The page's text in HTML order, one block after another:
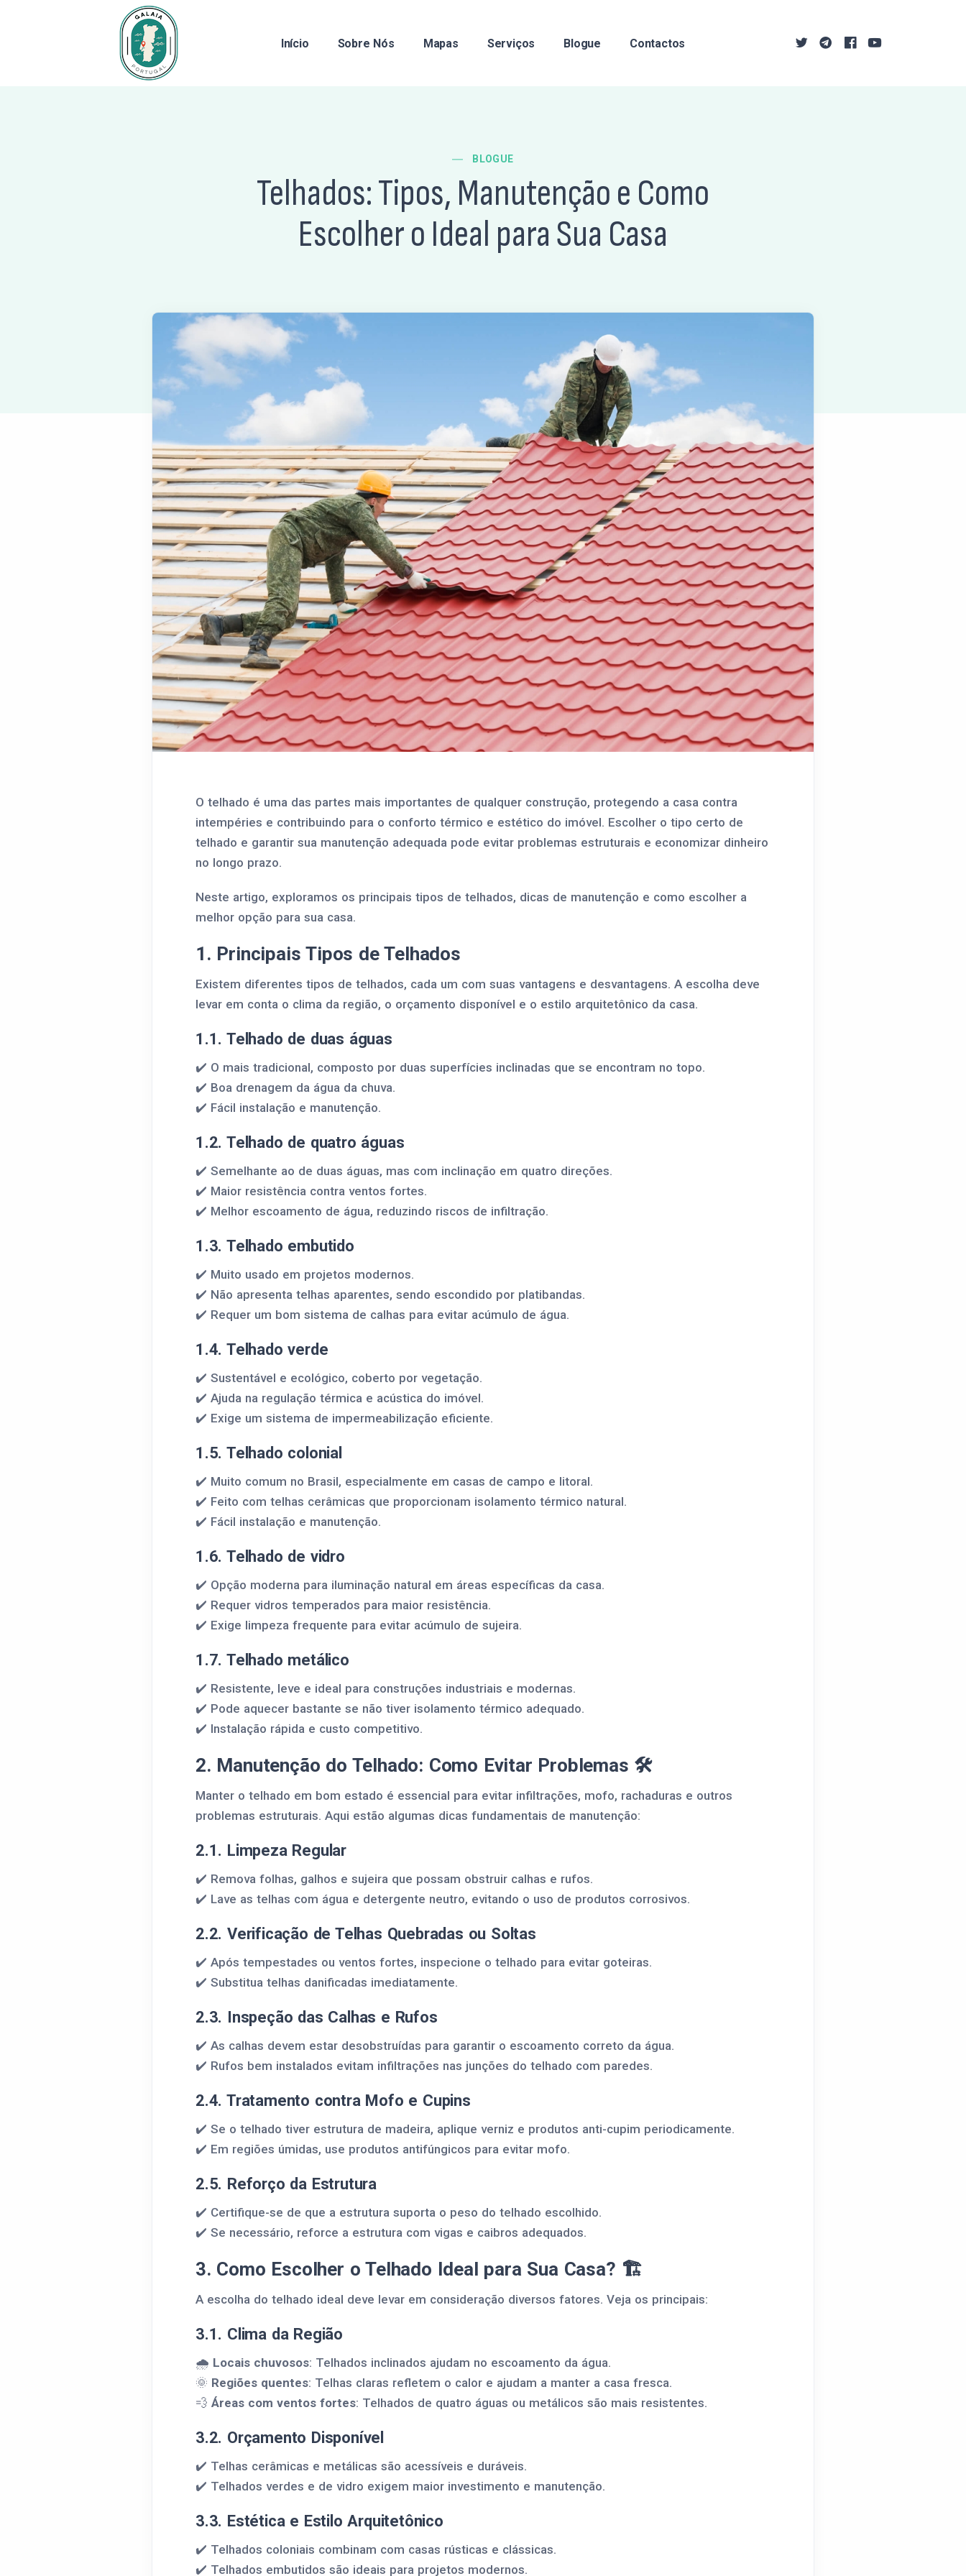
Início Sobre Nós Mapas Serviços Blogue Contactos
BLOGUE
Telhados: Tipos, Manutenção e Como
Escolher o Ideal para Sua Casa
O telhado é uma das partes mais importantes de qualquer construção, protegendo a casa contra
intempéries e contribuindo para o conforto térmico e estético do imóvel. Escolher o tipo certo de
telhado e garantir sua manutenção adequada pode evitar problemas estruturais e economizar dinheiro
no longo prazo.
Neste artigo, exploramos os principais tipos de telhados, dicas de manutenção e como escolher a
melhor opção para sua casa.
1. Principais Tipos de Telhados
Existem diferentes tipos de telhados, cada um com suas vantagens e desvantagens. A escolha deve
levar em conta o clima da região, o orçamento disponível e o estilo arquitetônico da casa.
1.1. Telhado de duas águas
✔️ O mais tradicional, composto por duas superfícies inclinadas que se encontram no topo.
✔️ Boa drenagem da água da chuva.
✔️ Fácil instalação e manutenção.
1.2. Telhado de quatro águas
✔️ Semelhante ao de duas águas, mas com inclinação em quatro direções.
✔️ Maior resistência contra ventos fortes.
✔️ Melhor escoamento de água, reduzindo riscos de infiltração.
1.3. Telhado embutido
✔️ Muito usado em projetos modernos.
✔️ Não apresenta telhas aparentes, sendo escondido por platibandas.
✔️ Requer um bom sistema de calhas para evitar acúmulo de água.
1.4. Telhado verde
✔️ Sustentável e ecológico, coberto por vegetação.
✔️ Ajuda na regulação térmica e acústica do imóvel.
✔️ Exige um sistema de impermeabilização eficiente.
1.5. Telhado colonial
✔️ Muito comum no Brasil, especialmente em casas de campo e litoral.
✔️ Feito com telhas cerâmicas que proporcionam isolamento térmico natural.
✔️ Fácil instalação e manutenção.
1.6. Telhado de vidro
✔️ Opção moderna para iluminação natural em áreas específicas da casa.
✔️ Requer vidros temperados para maior resistência.
✔️ Exige limpeza frequente para evitar acúmulo de sujeira.
1.7. Telhado metálico
✔️ Resistente, leve e ideal para construções industriais e modernas.
✔️ Pode aquecer bastante se não tiver isolamento térmico adequado.
✔️ Instalação rápida e custo competitivo.
2. Manutenção do Telhado: Como Evitar Problemas 🛠️
Manter o telhado em bom estado é essencial para evitar infiltrações, mofo, rachaduras e outros
problemas estruturais. Aqui estão algumas dicas fundamentais de manutenção:
2.1. Limpeza Regular
✔️ Remova folhas, galhos e sujeira que possam obstruir calhas e rufos.
✔️ Lave as telhas com água e detergente neutro, evitando o uso de produtos corrosivos.
2.2. Verificação de Telhas Quebradas ou Soltas
✔️ Após tempestades ou ventos fortes, inspecione o telhado para evitar goteiras.
✔️ Substitua telhas danificadas imediatamente.
2.3. Inspeção das Calhas e Rufos
✔️ As calhas devem estar desobstruídas para garantir o escoamento correto da água.
✔️ Rufos bem instalados evitam infiltrações nas junções do telhado com paredes.
2.4. Tratamento contra Mofo e Cupins
✔️ Se o telhado tiver estrutura de madeira, aplique verniz e produtos anti-cupim periodicamente.
✔️ Em regiões úmidas, use produtos antifúngicos para evitar mofo.
2.5. Reforço da Estrutura
✔️ Certifique-se de que a estrutura suporta o peso do telhado escolhido.
✔️ Se necessário, reforce a estrutura com vigas e caibros adequados.
3. Como Escolher o Telhado Ideal para Sua Casa? 🏗️
A escolha do telhado ideal deve levar em consideração diversos fatores. Veja os principais:
3.1. Clima da Região
🌧️ Locais chuvosos: Telhados inclinados ajudam no escoamento da água.
🌞 Regiões quentes: Telhas claras refletem o calor e ajudam a manter a casa fresca.
💨 Áreas com ventos fortes: Telhados de quatro águas ou metálicos são mais resistentes.
3.2. Orçamento Disponível
✔️ Telhas cerâmicas e metálicas são acessíveis e duráveis.
✔️ Telhados verdes e de vidro exigem maior investimento e manutenção.
3.3. Estética e Estilo Arquitetônico
✔️ Telhados coloniais combinam com casas rústicas e clássicas.
✔️ Telhados embutidos são ideais para projetos modernos.